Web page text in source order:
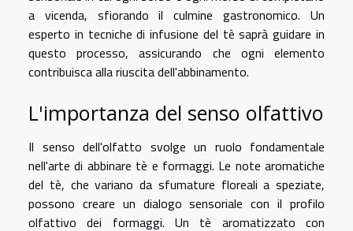
a vicenda, sfiorando il culmine gastronomico. Un
esperto in tecniche di infusione del tè saprà guidare in
questo processo, assicurando che ogni elemento
contribuisca alla riuscita dell'abbinamento.
L'importanza del senso olfattivo
Il senso dell'olfatto svolge un ruolo fondamentale
nell'arte di abbinare tè e formaggi. Le note aromatiche
del tè, che variano da sfumature floreali a speziate,
possono creare un dialogo sensoriale con il profilo
olfattivo dei formaggi. Un tè aromatizzato con